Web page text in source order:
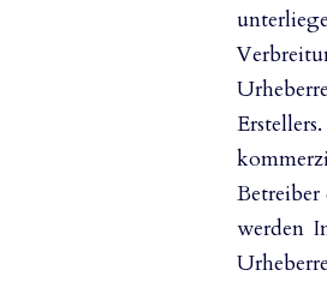
Betreiber
werden